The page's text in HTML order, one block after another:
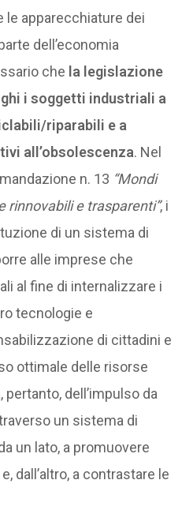
le apparecchiature dei
dell’economia
che la legislazione
i soggetti industriali a
riparabili e a
all’obsolescenza. Nel
n. 13 “Mondi
rinnovabili e trasparenti”, i
di un sistema di
alle imprese che
al fine di internalizzare i
tecnologie e
di cittadini e
ottimale delle risorse
dell’impulso da
un sistema di
un lato, a promuovere
dall’altro, a contrastare le